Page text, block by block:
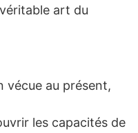
art du
vécue au présent,
les capacités de